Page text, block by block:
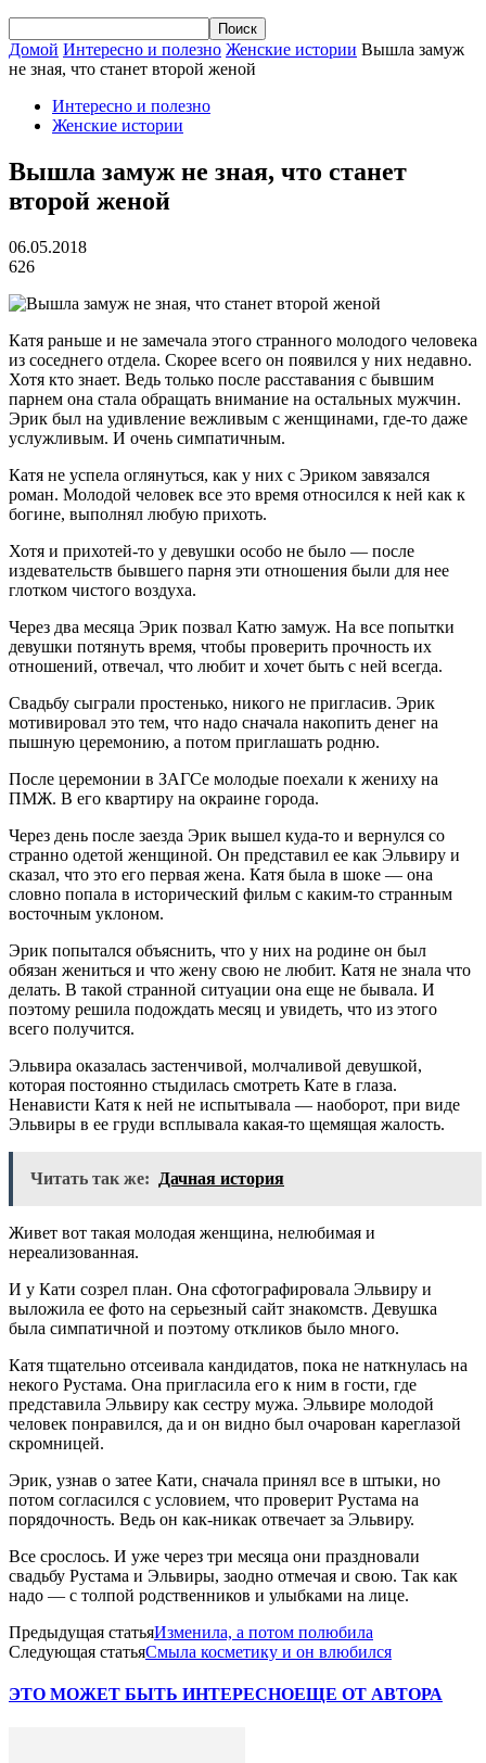
Домой Интересно и полезно Женские истории Вышла замуж
не зная, что станет второй женой
Интересно и полезно
Женские истории
Вышла замуж не зная, что станет
второй женой
06.05.2018
626
Катя раньше и не замечала этого странного молодого человека
из соседнего отдела. Скорее всего он появился у них недавно.
Хотя кто знает. Ведь только после расставания с бывшим
парнем она стала обращать внимание на остальных мужчин.
Эрик был на удивление вежливым с женщинами, где-то даже
услужливым. И очень симпатичным.
Катя не успела оглянуться, как у них с Эриком завязался
роман. Молодой человек все это время относился к ней как к
богине, выполнял любую прихоть.
Хотя и прихотей-то у девушки особо не было — после
издевательств бывшего парня эти отношения были для нее
глотком чистого воздуха.
Через два месяца Эрик позвал Катю замуж. На все попытки
девушки потянуть время, чтобы проверить прочность их
отношений, отвечал, что любит и хочет быть с ней всегда.
Свадьбу сыграли простенько, никого не пригласив. Эрик
мотивировал это тем, что надо сначала накопить денег на
пышную церемонию, а потом приглашать родню.
После церемонии в ЗАГСе молодые поехали к жениху на
ПМЖ. В его квартиру на окраине города.
Через день после заезда Эрик вышел куда-то и вернулся со
странно одетой женщиной. Он представил ее как Эльвиру и
сказал, что это его первая жена. Катя была в шоке — она
словно попала в исторический фильм с каким-то странным
восточным уклоном.
Эрик попытался объяснить, что у них на родине он был
обязан жениться и что жену свою не любит. Катя не знала что
делать. В такой странной ситуации она еще не бывала. И
поэтому решила подождать месяц и увидеть, что из этого
всего получится.
Эльвира оказалась застенчивой, молчаливой девушкой,
которая постоянно стыдилась смотреть Кате в глаза.
Ненависти Катя к ней не испытывала — наоборот, при виде
Эльвиры в ее груди всплывала какая-то щемящая жалость.
Читать так же: Дачная история
Живет вот такая молодая женщина, нелюбимая и
нереализованная.
И у Кати созрел план. Она сфотографировала Эльвиру и
выложила ее фото на серьезный сайт знакомств. Девушка
была симпатичной и поэтому откликов было много.
Катя тщательно отсеивала кандидатов, пока не наткнулась на
некого Рустама. Она пригласила его к ним в гости, где
представила Эльвиру как сестру мужа. Эльвире молодой
человек понравился, да и он видно был очарован кареглазой
скромницей.
Эрик, узнав о затее Кати, сначала принял все в штыки, но
потом согласился с условием, что проверит Рустама на
порядочность. Ведь он как-никак отвечает за Эльвиру.
Все срослось. И уже через три месяца они праздновали
свадьбу Рустама и Эльвиры, заодно отмечая и свою. Так как
надо — с толпой родственников и улыбками на лице.
Предыдущая статьяИзменила, а потом полюбила
Следующая статьяСмыла косметику и он влюбился
ЭТО МОЖЕТ БЫТЬ ИНТЕРЕСНОЕЩЕ ОТ АВТОРА